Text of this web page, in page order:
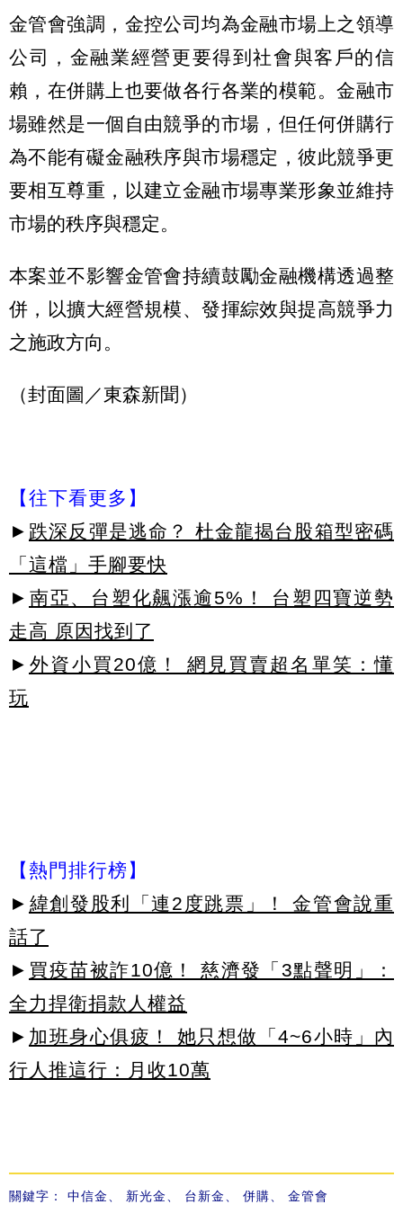
金管會強調，金控公司均為金融市場上之領導
公司，金融業經營更要得到社會與客戶的信
賴，在併購上也要做各行各業的模範。金融市
場雖然是一個自由競爭的市場，但任何併購行
為不能有礙金融秩序與市場穩定，彼此競爭更
要相互尊重，以建立金融市場專業形象並維持
市場的秩序與穩定。
本案並不影響金管會持續鼓勵金融機構透過整
併，以擴大經營規模、發揮綜效與提高競爭力
之施政方向。
（封面圖／東森新聞）
【往下看更多】
► 跌深反彈是逃命？ 杜金龍揭台股箱型密碼
「這檔」手腳要快
► 南亞、台塑化飆漲逾5%！ 台塑四寶逆勢
走高 原因找到了
► 外資小買20億！ 網見買賣超名單笑：懂
玩
【熱門排行榜】
► 緯創發股利「連2度跳票」！ 金管會說重
話了
► 買疫苗被詐10億！ 慈濟發「3點聲明」：
全力捍衛捐款人權益
► 加班身心俱疲！ 她只想做「4~6小時」內
行人推這行：月收10萬
關鍵字： 中信金 新光金 台新金 併購 金管會